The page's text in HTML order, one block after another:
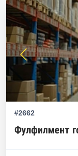
#2662
Фулфилмент